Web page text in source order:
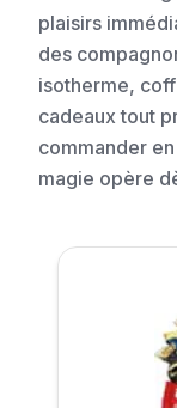
plaisirs
des
isotherme,
cadeaux tout
commander
magie opère